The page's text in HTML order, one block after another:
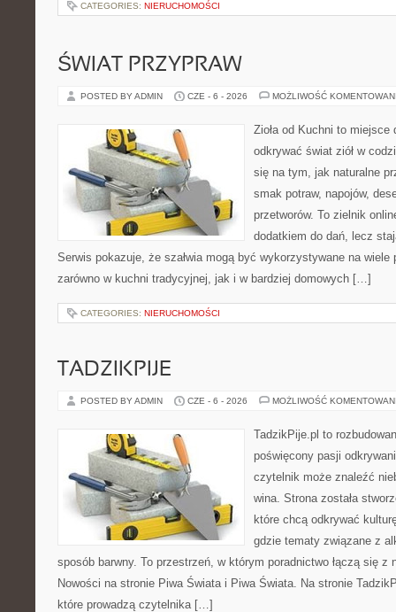
CATEGORIES: NIERUCHOMOŚCI
ŚWIAT PRZYPRAW
POSTED BY ADMIN CZE - 6 - 2026 MOŻLIWOŚĆ
Zioła od Kuchni to
odkrywać świat ziół w
się na tym, jak naturalne
smak potraw, napojów,
przetworów. To zielnik
dodatkiem do dań, lecz
Serwis pokazuje, że szałwia mogą być wykorzystywane na wiele
zarówno w kuchni tradycyjnej, jak i w bardziej domowych […]
CATEGORIES: NIERUCHOMOŚCI
TADZIKPIJE
POSTED BY ADMIN CZE - 6 - 2026 MOŻLIWOŚĆ
TadzikPije.pl to
poświęcony pasji
czytelnik może znaleźć
wina. Strona została
które chcą odkrywać
gdzie tematy związane z
sposób barwny. To przestrzeń, w którym poradnictwo łączą się z
Nowości na stronie Piwa Świata i Piwa Świata. Na stronie
które prowadzą czytelnika […]